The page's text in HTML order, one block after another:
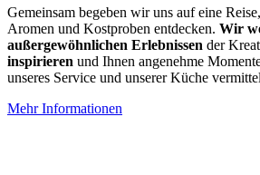
Gemeinsam begeben wir uns auf eine
Aromen und Kostproben entdecken. Wir
außergewöhnlichen Erlebnissen der
inspirieren und Ihnen angenehme
unseres Service und unserer Küche
Mehr Informationen